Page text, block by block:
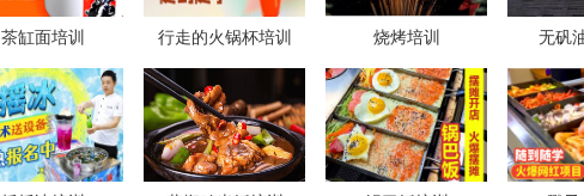
1分钟前
来自 张女士 对五香卤肉项目发出意向
茶缸面培训 行走的火锅杯培训 烧烤培训 无矾